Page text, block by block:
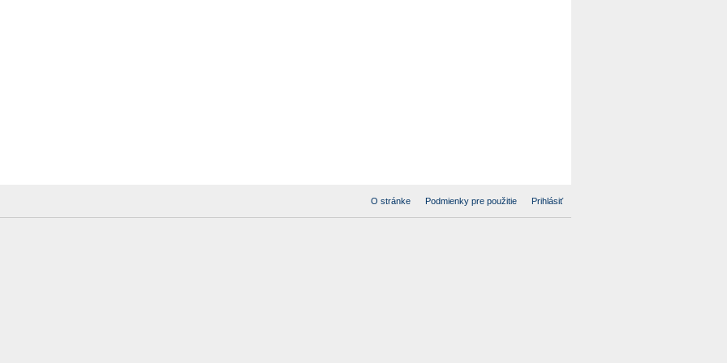
O stránke Podmienky pre použitie Prihlásiť